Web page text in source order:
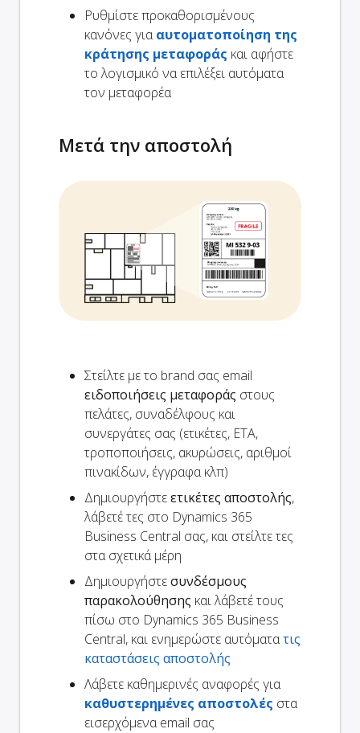
Ρυθμίστε προκαθορισμένους
κανόνες γιααυτοματοποίηση της
κράτησης μεταφοράς και αφήστε
το λογισμικό να επιλέξει αυτόματα
τον μεταφορέα
Μετά την αποστολή
Στείλτε με το brand σας email
ειδοποιήσεις μεταφοράς στους
πελάτες, συναδέλφους και
συνεργάτες σας (ετικέτες, ETA,
τροποποιήσεις, ακυρώσεις, αριθμοί
πινακίδων, έγγραφα κλπ)
Δημιουργήστεετικέτες αποστολής,
λάβετέ τες στο Dynamics 365
Business Central σας, και στείλτε τες
στα σχετικά μέρη
Δημιουργήστεσυνδέσμους
παρακολούθησης και λάβετέ τους
πίσω στο Dynamics 365 Business
Central, και ενημερώστε αυτόματατις
καταστάσεις αποστολής
Λάβετε καθημερινές αναφορές για
καθυστερημένες αποστολές στα
εισερχόμενα email σας